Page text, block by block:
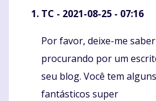
TC - 2021-08-25 - 07:16
Komentaras
Por favor, deixe-me
procurando por um
seu blog. Você tem
fantásticos super